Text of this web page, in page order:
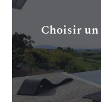
Choisir un